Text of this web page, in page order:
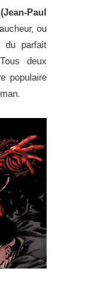
Paul
ou
du parfait
deux
populaire